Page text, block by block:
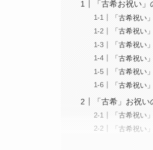
「古希お祝い
「古希祝い
「古希祝い
「古希祝い
「古希祝い
「古希祝い
「古希祝い
「古希」お祝
「古希祝い
「古希祝い